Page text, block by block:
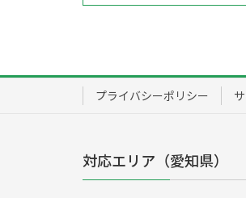
プライバシーポリシー
対応エリア（愛知県）